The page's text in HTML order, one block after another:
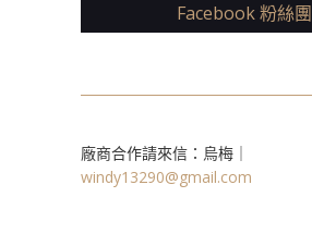
Facebook 粉絲團
廠商合作請來信：烏梅｜
windy13290@gmail.com